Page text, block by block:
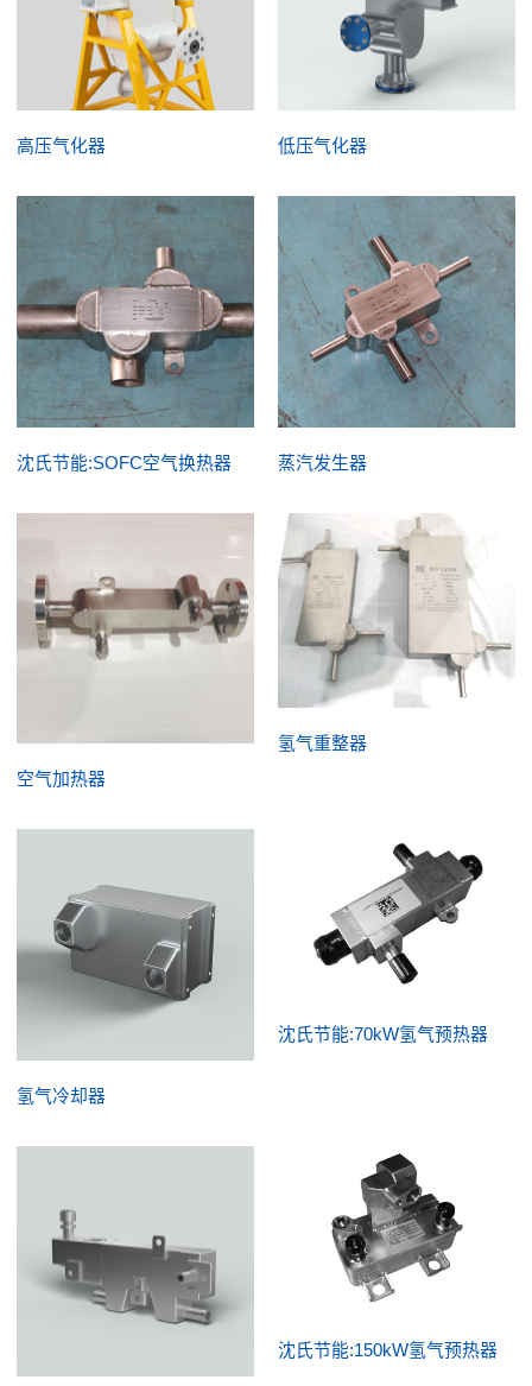
高压气化器 低压气化器
沈氏节能:SOFC空气换热器 蒸汽发生器
空气加热器
氢气重整器
氢气冷却器
沈氏节能:70kW氢气预热器
沈氏节能:150kW氢气预热器